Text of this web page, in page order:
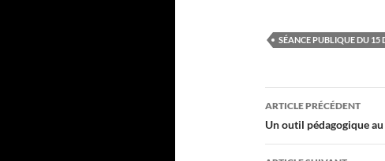
SÉANCE PUBLIQUE DU 15
Navigation
des
articles
ARTICLE PRÉCÉDENT
Un outil pédagogique